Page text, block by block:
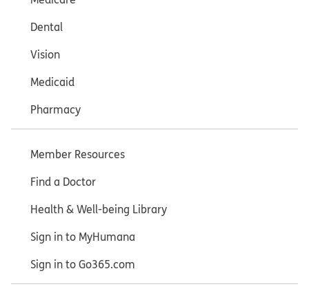
Dental
Vision
Medicaid
Pharmacy
Member Resources
Find a Doctor
Health & Well-being Library
Sign in to MyHumana
Sign in to Go365.com